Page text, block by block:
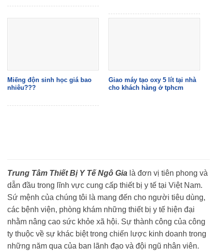
Miếng độn sinh học giá bao
nhiêu???
Giao máy tạo oxy 5 lít tại nhà
cho khách hàng ở tphcm
Trung Tâm Thiết Bị Y Tế Ngô Gia là đơn vị tiên phong và
dẫn đầu trong lĩnh vực cung cấp thiết bị y tế tại Việt Nam.
Sứ mệnh của chúng tôi là mang đến cho người tiêu dùng,
các bệnh viện, phòng khám những thiết bị y tế hiện đại
nhằm nâng cao sức khỏe xã hội. Sự thành công của công
ty thuộc về sự khác biệt trong chiến lược kinh doanh trong
những năm qua của ban lãnh đạo và đội ngũ nhân viên.